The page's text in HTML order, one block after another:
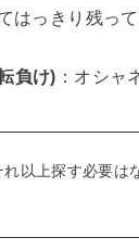
はっきり残って
負け) ：オシャ
以上探す必要は